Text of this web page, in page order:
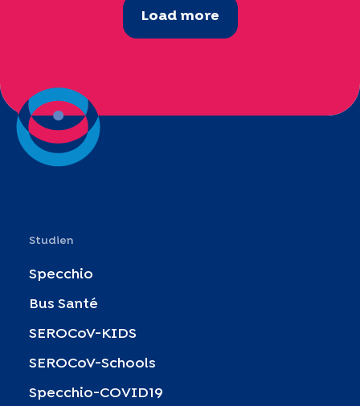
Load more
Studien
Specchio
Bus Santé
SEROCoV-KIDS
SEROCoV-Schools
Specchio-COVID19